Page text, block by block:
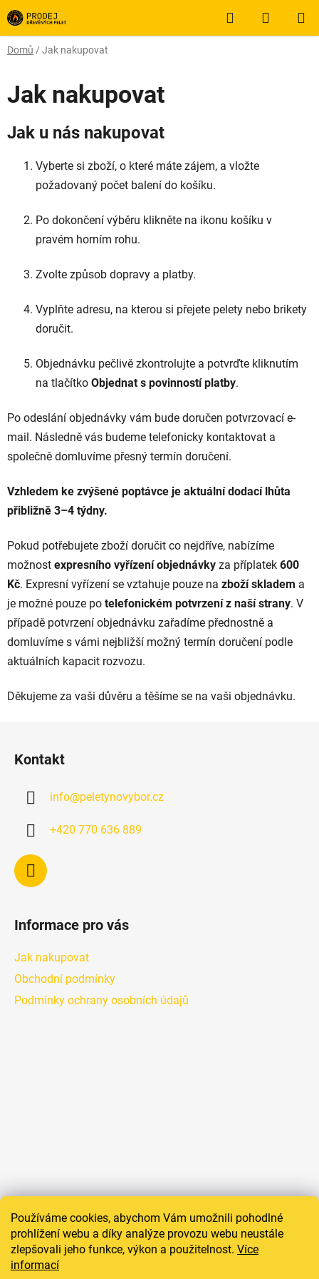
Používáme cookies, abychom Vám umožnili pohodlné
prohlížení webu a díky analýze provozu webu neustále
zlepšovali jeho funkce, výkon a použitelnost. Více
informací
Přejít
na
obsah
Hledat
KOŠÍK
Domů / Jak nakupovat
Jak nakupovat
Jak u nás nakupovat
Vyberte si zboží, o které máte zájem, a vložte
požadovaný počet balení do košíku.
Po dokončení výběru klikněte na ikonu košíku v
pravém horním rohu.
Zvolte způsob dopravy a platby.
Vyplňte adresu, na kterou si přejete pelety nebo brikety
doručit.
Objednávku pečlivě zkontrolujte a potvrďte kliknutím
na tlačítko Objednat s povinností platby.
Po odeslání objednávky vám bude doručen potvrzovací e-
mail. Následně vás budeme telefonicky kontaktovat a
společně domluvíme přesný termín doručení.
Vzhledem ke zvýšené poptávce je aktuální dodací lhůta
přibližně 3–4 týdny.
Pokud potřebujete zboží doručit co nejdříve, nabízíme
možnost expresního vyřízení objednávky za příplatek 600
Kč. Expresní vyřízení se vztahuje pouze na zboží skladem a
je možné pouze po telefonickém potvrzení z naší strany. V
případě potvrzení objednávku zařadíme přednostně a
domluvíme s vámi nejbližší možný termín doručení podle
aktuálních kapacit rozvozu.
Děkujeme za vaši důvěru a těšíme se na vaši objednávku.
Kontakt
info@peletynovybor.cz
+420 770 636 889
Informace pro vás
Jak nakupovat
Obchodní podmínky
Podmínky ochrany osobních údajů